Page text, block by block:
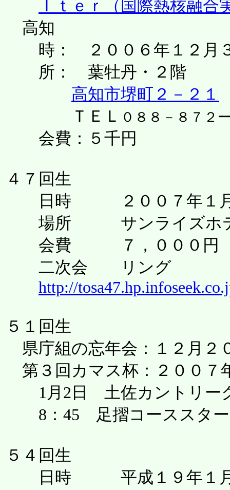
Ｉｔｅｒ（国際熱核融合
高知
時： ２００６年１２月３
所： 葉牡丹・２階
高知市堺町２－２１
ＴＥＬ ０８８－８７２
会費：５千円
４７回生
日時 ２００７年１月
場所 サンライズホテ
会費 ７，０００円
二次会 リング
http://
５１回生
県庁組の忘年会：１２月２
第３回カマス杯：２００７
1月2日 土佐カントリー
8：45 足摺コーススタ
５４回生
日時 平成１９年１月